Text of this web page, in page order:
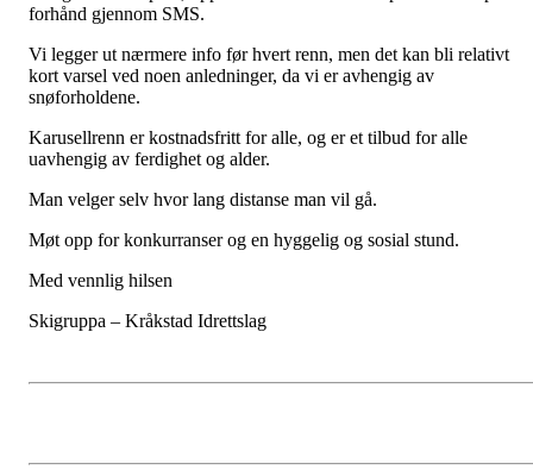
forhånd gjennom SMS.
Vi legger ut nærmere info før hvert renn, men det kan bli relativt
kort varsel ved noen anledninger, da vi er avhengig av
snøforholdene.
Karusellrenn er kostnadsfritt for alle, og er et tilbud for alle
uavhengig av ferdighet og alder.
Man velger selv hvor lang distanse man vil gå.
Møt opp for konkurranser og en hyggelig og sosial stund.
Med vennlig hilsen
Skigruppa – Kråkstad Idrettslag